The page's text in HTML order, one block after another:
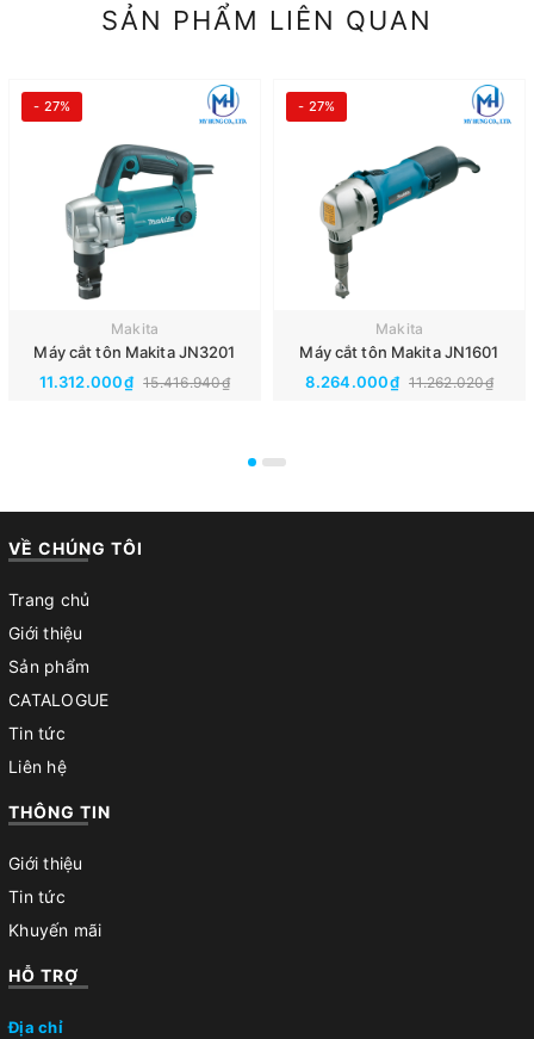
SẢN PHẨM LIÊN QUAN
- 27%
Makita
Máy cắt tôn Makita JN3201
11.312.000₫ 15.416.940₫
- 27%
Makita
Máy cắt tôn Makita JN1601
8.264.000₫ 11.262.020₫
VỀ CHÚNG TÔI
Trang chủ
Giới thiệu
Sản phẩm
CATALOGUE
Tin tức
Liên hệ
THÔNG TIN
Giới thiệu
Tin tức
Khuyến mãi
HỖ TRỢ
Địa chỉ